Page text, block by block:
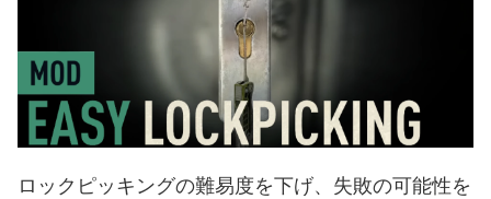
ロックピッキングの難易度を下げ、失敗の可能性を